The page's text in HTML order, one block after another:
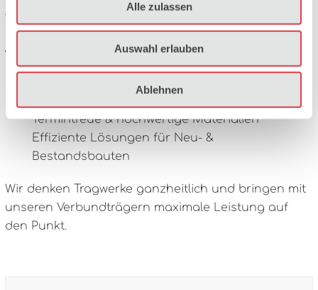
Alle zulassen
Auswahl erlauben
Ablehnen
wirtschaftliche Bauwerke mit System.
Warum Verbundträger mit uns?
Präzise Fertigung auf Basis Ihrer Statik
Termintreue & hochwertige Materialien
Effiziente Lösungen für Neu- &
Bestandsbauten
Wir denken Tragwerke ganzheitlich und bringen mit
unseren Verbundträgern maximale Leistung auf
den Punkt.